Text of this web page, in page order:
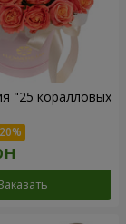
"25 коралловых